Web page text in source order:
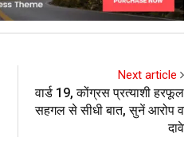
Next article
वार्ड 19, कोंग्रस प्रत्याशी हरफूल
सहगल से सीधी बात, सुनें आरोप व
दावे